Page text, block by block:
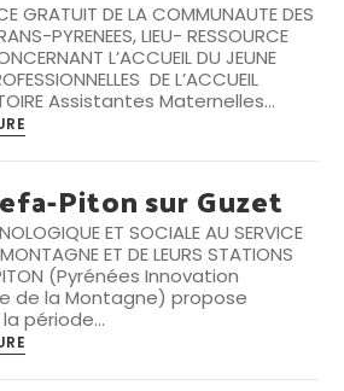
GRATUIT DE LA COMMUNAUTE DES
PYRENEES, LIEU- RESSOURCE
L’ACCUEIL DU JEUNE
DE L’ACCUEIL
Assistantes Maternelles…
Unique
Enfance
Piton sur Guzet
ET SOCIALE AU SERVICE
ET DE LEURS STATIONS
(Pyrénées Innovation
de la Montagne) propose
période…
Poctefa-